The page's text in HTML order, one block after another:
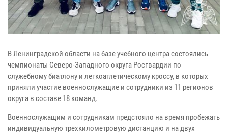
В Ленинградской области на базе учебного центра состоялись
чемпионаты Северо-Западного округа Росгвардии по
служебному биатлону и легкоатлетическому кроссу, в которых
приняли участие военнослужащие и сотрудники из 11 регионов
округа в составе 18 команд.
Военнослужащим и сотрудникам предстояло на время пробежать
индивидуальную трехкилометровую дистанцию и на двух